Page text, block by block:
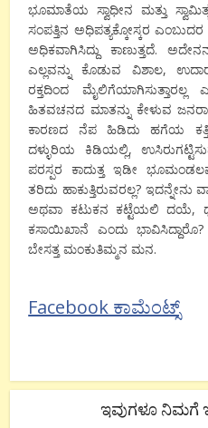
ಭೂಮಾತೆಯ ಸ್ವಾಧೀನ ಮತ್ತು
ಸಂಪತ್ತಿನ ಅಧಿಪತ್ಯಕ್ಕೋಸ್ಕರ
ಅಧಿಕವಾಗಿಸಿದ್ದು ಕಾಣುತ್ತದೆ.
ಎಲ್ಲವನ್ನು ಕೊಡುವ ವಿಶಾಲ,
ರಕ್ತದಿಂದ
ಹಿತವಚನದ ಮಾತನ್ನು ಕೇಳುವ
ಕಾರಣದ ನೆಪ ಹಿಡಿದು ಹಗೆಯ
ದಳ್ಳುರಿಯ ಕಿಡಿಯಲ್ಲಿ,
ಪರಸ್ಪರ ಕಾದುತ್ತ ಇಡೀ
ತರಿದು ಹಾಕುತ್ತಿರುವರಲ್ಲ?
ಅಥವಾ ಕಟುಕನ ಕಟ್ಟೆಯಲಿ ದಯೆ,
ಕಸಾಯಿಖಾನೆ ಎಂದು ಭಾವಿಸಿದ್ದಾರೊ?
ಬೇಸತ್ತ ಮಂಕುತಿಮ್ಮನ ಮನ.
Facebook ಕಾಮೆಂಟ್ಸ್
ಇವುಗಳೂ ನಿಮಗೆ